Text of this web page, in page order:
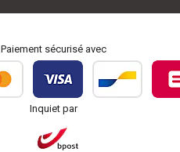
Paiement sécurisé avec
Inquiet par